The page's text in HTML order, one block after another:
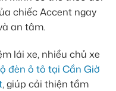
chiếc Accent ngay
an tâm.
lái xe, nhiều chủ xe
đèn ô tô tại Cần Giờ
, giúp cải thiện tầm